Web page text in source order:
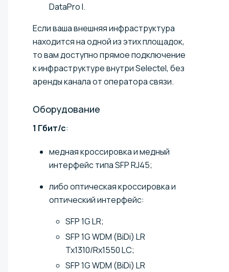
DataPro I.
Если ваша внешняя инфраструктура
находится на одной из этих площадок,
то вам доступно прямое подключение
к инфраструктуре внутри Selectel, без
аренды канала от оператора связи.
Оборудование
1 Гбит/с:
медная кроссировка и медный
интерфейс типа SFP RJ45;
либо оптическая кроссировка и
оптический интерфейс:
SFP 1G LR;
SFP 1G WDM (BiDi) LR
Tx1310/Rx1550 LC;
SFP 1G WDM (BiDi) LR